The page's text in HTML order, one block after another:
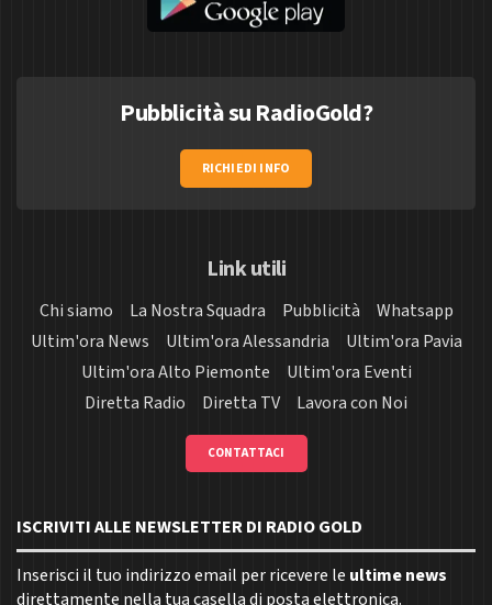
Pubblicità su RadioGold?
RICHIEDI INFO
Link utili
Chi siamo La Nostra Squadra Pubblicità
Whatsapp
Ultim'ora News
Ultim'ora Alessandria
Ultim'ora Pavia
Ultim'ora Alto Piemonte
Ultim'ora Eventi
Diretta Radio
Diretta TV Lavora con Noi
CONTATTACI
ISCRIVITI ALLE NEWSLETTER DI RADIO GOLD
Inserisci il tuo indirizzo email per ricevere le ultime news
direttamente nella tua casella di posta elettronica.